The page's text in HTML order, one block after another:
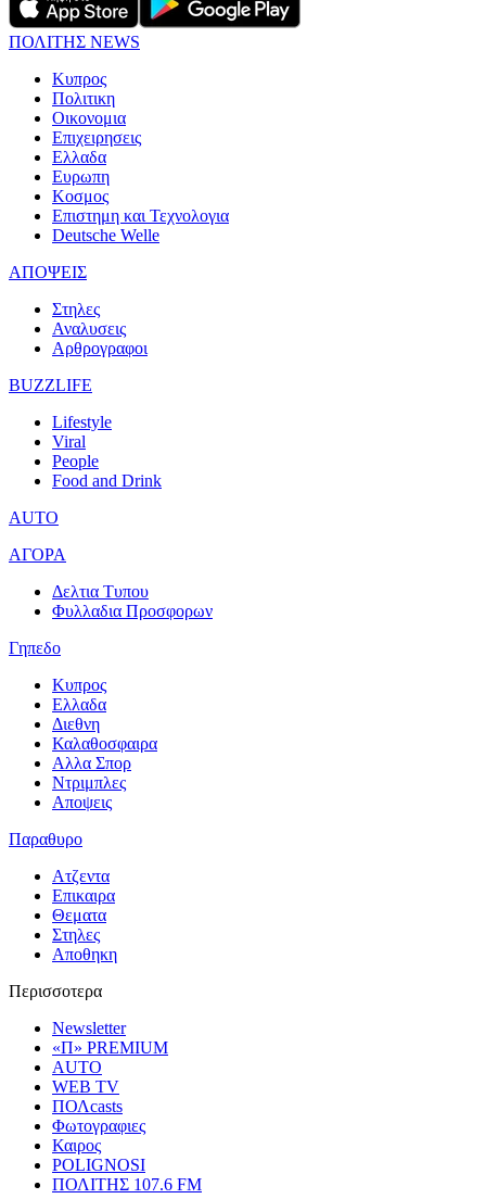
ΠΟΛΙΤΗΣ NEWS
Κυπρος
Πολιτικη
Οικονομια
Επιχειρησεις
Ελλαδα
Ευρωπη
Κοσμος
Επιστημη και Τεχνολογια
Deutsche Welle
ΑΠΟΨΕΙΣ
Στηλες
Αναλυσεις
Αρθρογραφοι
BUZZLIFE
Lifestyle
Viral
People
Food and Drink
AUTO
ΑΓΟΡΑ
Δελτια Τυπου
Φυλλαδια Προσφορων
Γηπεδο
Κυπρος
Ελλαδα
Διεθνη
Καλαθοσφαιρα
Αλλα Σπορ
Ντριμπλες
Αποψεις
Παραθυρο
Ατζεντα
Επικαιρα
Θεματα
Στηλες
Αποθηκη
Περισσοτερα
Newsletter
«Π» PREMIUM
AUTO
WEB TV
ΠΟΛcasts
Φωτογραφιες
Καιρος
POLIGNOSI
ΠΟΛΙΤΗΣ 107.6 FM